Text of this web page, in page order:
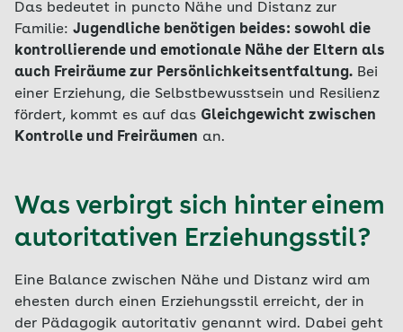
Das bedeutet in puncto Nähe und Distanz zur
Familie: Jugendliche benötigen beides: sowohl die
kontrollierende und emotionale Nähe der Eltern als
auch Freiräume zur Persönlichkeitsentfaltung. Bei
einer Erziehung, die Selbstbewusstsein und Resilienz
fördert, kommt es auf das Gleichgewicht zwischen
Kontrolle und Freiräumen an.
Was verbirgt sich hinter einem
autoritativen Erziehungsstil?
Eine Balance zwischen Nähe und Distanz wird am
ehesten durch einen Erziehungsstil erreicht, der in
der Pädagogik autoritativ genannt wird. Dabei geht